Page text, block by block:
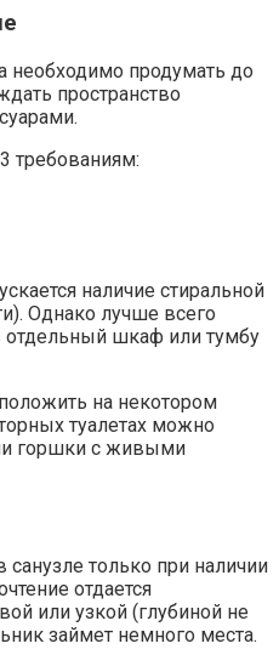
необходимо продумать до
пространство
требованиям:
наличие стиральной
Однако лучше всего
отдельный шкаф или тумбу
на некотором
туалетах можно
горшки с живыми
санузле только при наличии
отдается
или узкой (глубиной не
займет немного места.